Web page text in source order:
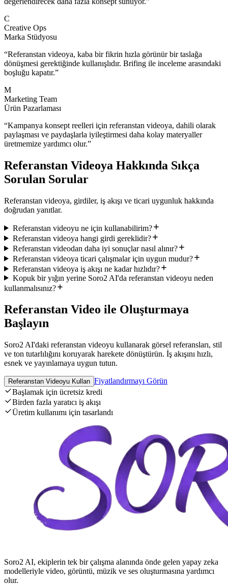
C
Creative Ops
Marka Stüdyosu
“Referanstan videoya, kaba bir fikrin hızla görünür bir taslağa
dönüşmesi gerektiğinde kullanışlıdır. Brifing ile inceleme arasındaki
boşluğu kapatır.”
M
Marketing Team
Ürün Pazarlaması
“Kampanya konsept reelleri için referanstan videoya, dahili olarak
paylaşması ve paydaşlarla iyileştirmesi daha kolay materyaller
üretmemize yardımcı olur.”
Referanstan Videoya Hakkında Sıkça
Sorulan Sorular
Referanstan videoya, girdiler, iş akışı ve ticari uygunluk hakkında
doğrudan yanıtlar.
Referanstan videoyu ne için kullanabilirim?
Referanstan videoya hangi girdi gereklidir?
Referanstan videodan daha iyi sonuçlar nasıl alınır?
Referanstan videoya ticari çalışmalar için uygun mudur?
Referanstan videoya iş akışı ne kadar hızlıdır?
Kopuk bir yığın yerine Soro2 AI'da referanstan videoyu neden
kullanmalısınız?
Referanstan Video ile Oluşturmaya
Başlayın
Soro2 AI'daki referanstan videoyu kullanarak görsel referansları, stil
ve ton tutarlılığını koruyarak harekete dönüştürün. İş akışını hızlı,
esnek ve yayınlamaya uygun tutun.
Referanstan Videoyu Kullan Fiyatlandırmayı Görün
Başlamak için ücretsiz kredi
Birden fazla yaratıcı iş akışı
Üretim kullanımı için tasarlandı
Soro2 AI, ekiplerin tek bir çalışma alanında önde gelen yapay zeka
modelleriyle video, görüntü, müzik ve ses oluşturmasına yardımcı
olur.